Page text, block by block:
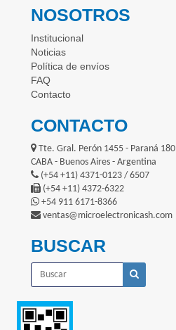
NOSOTROS
Institucional
Noticias
Política de envíos
FAQ
Contacto
CONTACTO
Tte. Gral. Perón 1455 - Paraná 180
CABA - Buenos Aires - Argentina
(+54 +11) 4371-0123 / 6507
(+54 +11) 4372-6322
+54 911 6171-8366
ventas@microelectronicash.com
BUSCAR